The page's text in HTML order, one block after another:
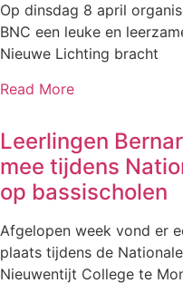
Op dinsdag 8 april
BNC een leuke en
Nieuwe Lichting bracht
Read More
Leerlingen
mee tijdens
op bassischolen
Afgelopen week vond er
plaats tijdens de
Nieuwentijt College te